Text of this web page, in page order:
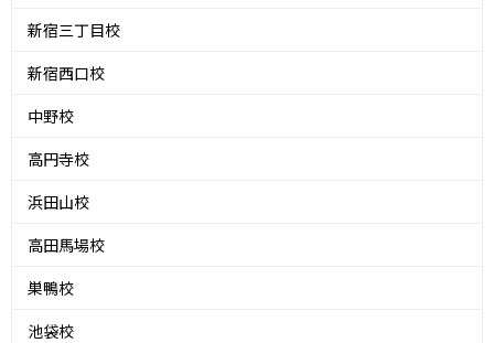
新宿三丁目校
新宿西口校
中野校
高円寺校
浜田山校
高田馬場校
巣鴨校
池袋校